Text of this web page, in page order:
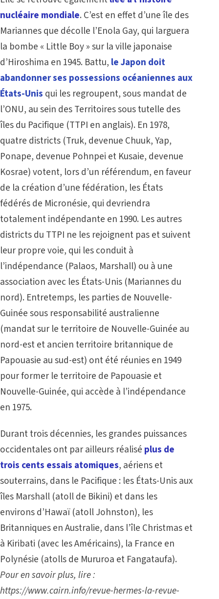
nucléaire mondiale. C’est en effet d’une île des
Mariannes que décolle l’Enola Gay, qui larguera
la bombe « Little Boy » sur la ville japonaise
d’Hiroshima en 1945. Battu, le Japon doit
abandonner ses possessions océaniennes aux
États-Unis qui les regroupent, sous mandat de
l’ONU, au sein des Territoires sous tutelle des
îles du Pacifique (TTPI en anglais). En 1978,
quatre districts (Truk, devenue Chuuk, Yap,
Ponape, devenue Pohnpei et Kusaie, devenue
Kosrae) votent, lors d’un référendum, en faveur
de la création d’une fédération, les États
fédérés de Micronésie, qui devriendra
totalement indépendante en 1990. Les autres
districts du TTPI ne les rejoignent pas et suivent
leur propre voie, qui les conduit à
l’indépendance (Palaos, Marshall) ou à une
association avec les États-Unis (Mariannes du
nord). Entretemps, les parties de Nouvelle-
Guinée sous responsabilité australienne
(mandat sur le territoire de Nouvelle-Guinée au
nord-est et ancien territoire britannique de
Papouasie au sud-est) ont été réunies en 1949
pour former le territoire de Papouasie et
Nouvelle-Guinée, qui accède à l’indépendance
en 1975.
Durant trois décennies, les grandes puissances
occidentales ont par ailleurs réalisé plus de
trois cents essais atomiques, aériens et
souterrains, dans le Pacifique : les États-Unis aux
îles Marshall (atoll de Bikini) et dans les
environs d’Hawaï (atoll Johnston), les
Britanniques en Australie, dans l’île Christmas et
à Kiribati (avec les Américains), la France en
Polynésie (atolls de Mururoa et Fangataufa).
Pour en savoir plus, lire :
https://www.cairn.info/revue-hermes-la-revue-